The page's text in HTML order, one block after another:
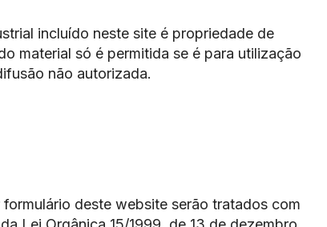
incluído neste site é propriedade de
material só é permitida se é para utilização
não autorizada.
deste website serão tratados com